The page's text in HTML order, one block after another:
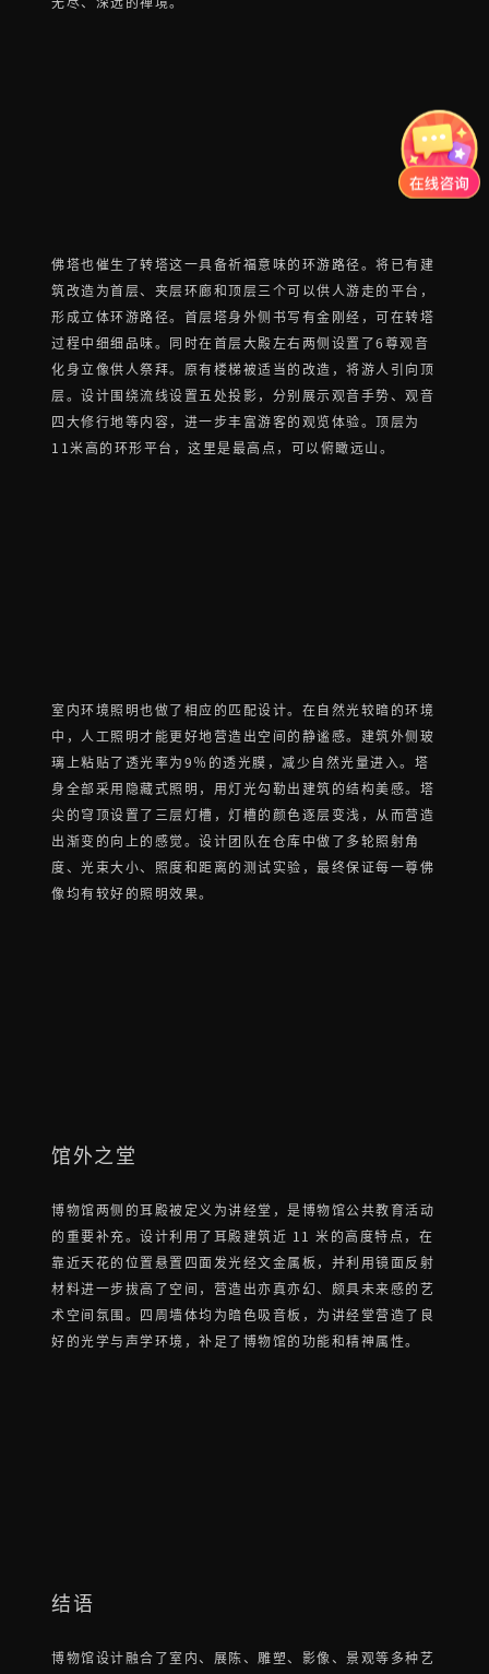
佛塔也催生了转塔这一具备祈福意味的环游路径。将已有建
筑改造为首层、夹层环廊和顶层三个可以供人游走的平台，
形成立体环游路径。首层塔身外侧书写有金刚经，可在转塔
过程中细细品味。同时在首层大殿左右两侧设置了6尊观音
化身立像供人祭拜。原有楼梯被适当的改造，将游人引向顶
层。设计围绕流线设置五处投影，分别展示观音手势、观音
四大修行地等内容，进一步丰富游客的观览体验。顶层为
11米高的环形平台，这里是最高点，可以俯瞰远山。
室内环境照明也做了相应的匹配设计。在自然光较暗的环境
中，人工照明才能更好地营造出空间的静谧感。建筑外侧玻
璃上粘贴了透光率为9％的透光膜，减少自然光量进入。塔
身全部采用隐藏式照明，用灯光勾勒出建筑的结构美感。塔
尖的穹顶设置了三层灯槽，灯槽的颜色逐层变浅，从而营造
出渐变的向上的感觉。设计团队在仓库中做了多轮照射角
度、光束大小、照度和距离的测试实验，最终保证每一尊佛
像均有较好的照明效果。
馆外之堂
博物馆两侧的耳殿被定义为讲经堂，是博物馆公共教育活动
的重要补充。设计利用了耳殿建筑近 11 米的高度特点，在
靠近天花的位置悬置四面发光经文金属板，并利用镜面反射
材料进一步拔高了空间，营造出亦真亦幻、颇具未来感的艺
术空间氛围。四周墙体均为暗色吸音板，为讲经堂营造了良
好的光学与声学环境，补足了博物馆的功能和精神属性。
结语
博物馆设计融合了室内、展陈、雕塑、影像、景观等多种艺